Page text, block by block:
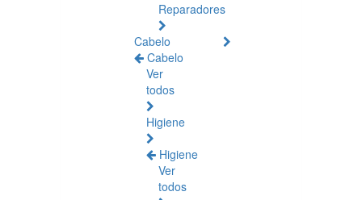
Reparadores
Cabelo
Cabelo
Ver
todos
Higiene
Higiene
Ver
todos